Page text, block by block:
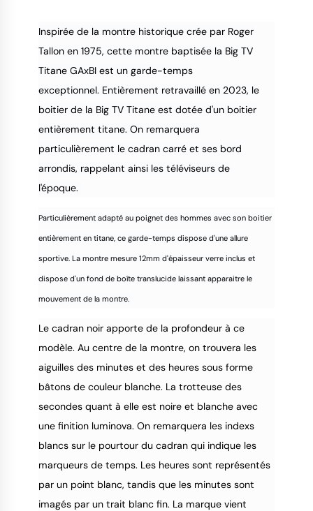
Inspirée de la montre historique crée par Roger
Tallon en 1975, cette montre baptisée la Big TV
Titane GAxBI est un garde-temps
exceptionnel. Entièrement retravaillé en 2023, le
boitier de la Big TV Titane est dotée d'un boitier
entièrement titane. On remarquera
particulièrement le cadran carré et ses bord
arrondis, rappelant ainsi les téléviseurs de
l'époque.
Particulièrement adapté au poignet des hommes avec son boitier
entièrement en titane, ce garde-temps dispose d'une allure
sportive. La montre mesure 12mm d'épaisseur verre inclus et
dispose d'un fond de boîte translucide laissant apparaitre le
mouvement de la montre.
Le cadran noir apporte de la profondeur à ce
modèle. Au centre de la montre, on trouvera les
aiguilles des minutes et des heures sous forme
bâtons de couleur blanche. La trotteuse des
secondes quant à elle est noire et blanche avec
une finition luminova. On remarquera les indexs
blancs sur le pourtour du cadran qui indique les
marqueurs de temps. Les heures sont représentés
par un point blanc, tandis que les minutes sont
imagés par un trait blanc fin. La marque vient